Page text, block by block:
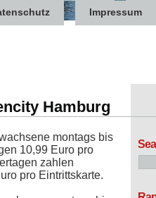
Impressum
Hamburg
montags bis
10,99 Euro pro
zahlen
pro Eintrittskarte.